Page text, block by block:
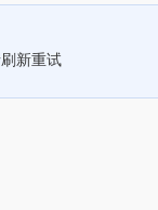
新重试